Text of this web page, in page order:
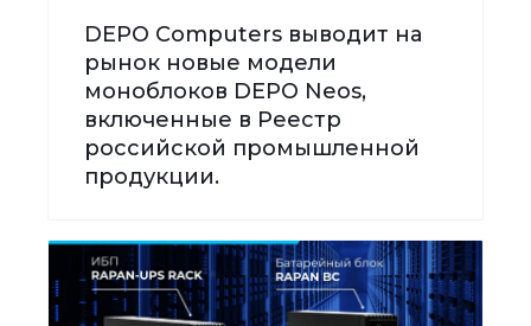
DEPO Computers выводит на
рынок новые модели
моноблоков DEPO Neos,
включенные в Реестр
российской промышленной
продукции.